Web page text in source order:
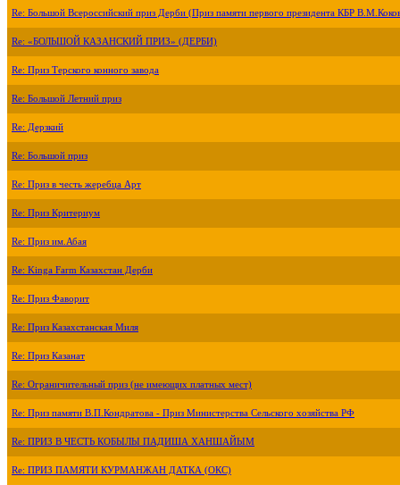
Re: Большой Всероссийский приз Дерби (Приз памяти первого президента КБР
Re: «БОЛЬШОЙ КАЗАНСКИЙ ПРИЗ» (ДЕРБИ)
Re: Приз Терского конного завода
Re: Большой Летний приз
Re: Дерзкий
Re: Большой приз
Re: Приз в честь жеребца Арт
Re: Приз Критериум
Re: Приз им.Абая
Re: Kinga Farm Казахстан Дерби
Re: Приз Фаворит
Re: Приз Казахстанская Миля
Re: Приз Казанат
Re: Ограничительный приз (не имеющих платных мест)
Re: Приз памяти В.П.Кондратова - Приз Министерства Сельского хозяйства РФ
Re: ПРИЗ В ЧЕСТЬ КОБЫЛЫ ПАДИША ХАНШАЙЫМ
Re: ПРИЗ ПАМЯТИ КУРМАНЖАН ДАТКА (ОКС)